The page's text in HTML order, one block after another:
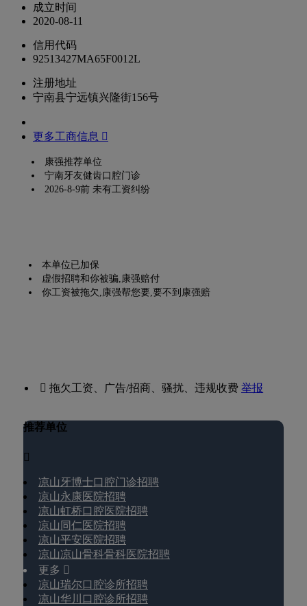
成立时间
2020-08-11
信用代码
92513427MA65F0012L
注册地址
宁南县宁远镇兴隆街156号
更多工商信息 
康强推荐单位
宁南牙友健齿口腔门诊
2026-8-9前 未有工资纠纷
本单位已加保
虚假招聘和你被骗,康强赔付
你工资被拖欠,康强帮您要,要不到康强赔
 拖欠工资、广告/招商、骚扰、违规收费举报
推荐单位

凉山牙博士口腔门诊招聘
凉山永康医院招聘
凉山虹桥口腔医院招聘
凉山同仁医院招聘
凉山平安医院招聘
凉山凉山骨科骨科医院招聘
更多 
凉山瑞尔口腔诊所招聘
凉山华川口腔诊所招聘